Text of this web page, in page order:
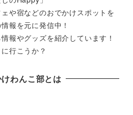
や宿などのおでかけスポットを
報を元に発信中！
報やグッズを紹介しています！
行こうか？
わんこ部とは